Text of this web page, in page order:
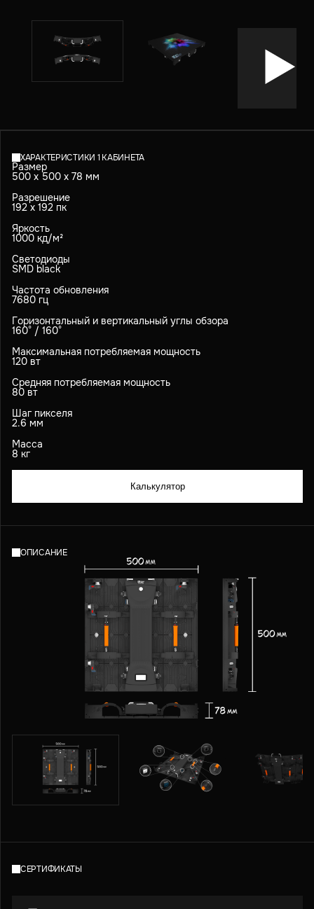
ХАРАКТЕРИСТИКИ 1 КАБИНЕТА
Размер
500 х 500 х 78 мм
Разрешение
192 х 192 пк
Яркость
1000 кд/м²
Светодиоды
SMD black
Частота обновления
7680 гц
Горизонтальный и вертикальный углы обзора
160° / 160°
Максимальная потребляемая мощность
120 вт
Средняя потребляемая мощность
80 вт
Шаг пикселя
2.6 мм
Масса
8 кг
Калькулятор
ОПИСАНИЕ
СЕРТИФИКАТЫ